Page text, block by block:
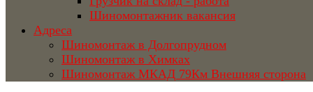
Шиномонтажник вакансия
Адреса
Шиномонтаж в Долгопрудном
Шиномонтаж в Химках
Шиномонтаж МКАД 79Км Внешняя сторона